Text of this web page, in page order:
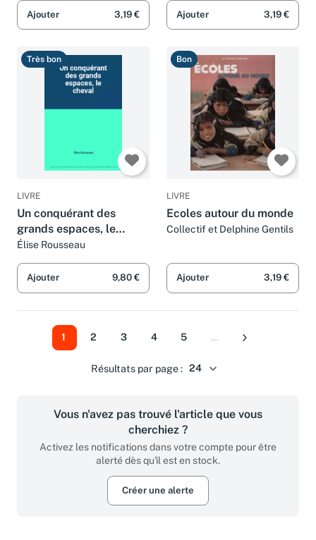
Ajouter 3,19 € Ajouter 3,19 €
Très bon
LIVRE
Un conquérant des
grands espaces, le
cheval
Élise Rousseau
Ajouter 9,80 €
Bon
LIVRE
Ecoles autour du monde
Collectif et Delphine Gentils
Ajouter 3,19 €
Résultats par page :
1 2 3 4 5 ... Suivant
Vous n'avez pas trouvé l'article que vous
cherchiez ?
Activez les notifications dans votre compte pour être
alerté dès qu'il est en stock.
Créer une alerte